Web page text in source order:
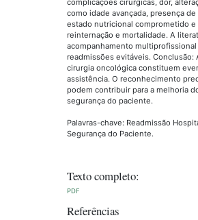
complicações cirúrgicas, dor,
como idade avançada, presença
estado nutricional comprometido e
reinternação e mortalidade. A
acompanhamento
readmissões evitáveis.
cirurgia oncológica constituem
assistência. O reconhecimento
podem contribuir para a melhoria
segurança do paciente.
Palavras-chave: Readmissão
Segurança do Paciente.
Texto completo:
PDF
Referências